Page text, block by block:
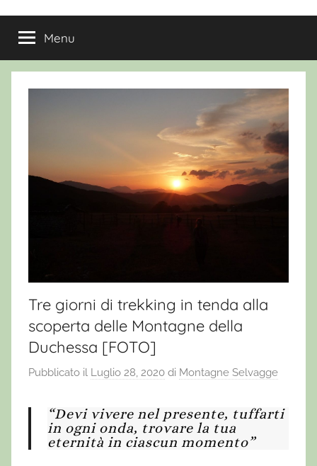
Menu
Tre giorni di trekking in tenda alla
scoperta delle Montagne della
Duchessa [FOTO]
Pubblicato il Luglio 28, 2020 di Montagne Selvagge
“Devi vivere nel presente, tuffarti
in ogni onda, trovare la tua
eternità in ciascun momento”